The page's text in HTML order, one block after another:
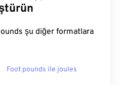
şu diğer formatlara
Foot pounds ile joules